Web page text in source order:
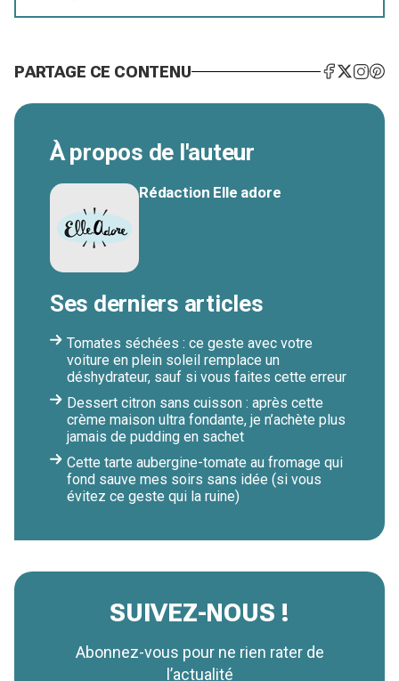
PARTAGE CE CONTENU
À propos de l'auteur
Rédaction Elle adore
Ses derniers articles
Tomates séchées : ce geste avec votre
voiture en plein soleil remplace un
déshydrateur, sauf si vous faites cette erreur
Dessert citron sans cuisson : après cette
crème maison ultra fondante, je n’achète plus
jamais de pudding en sachet
Cette tarte aubergine-tomate au fromage qui
fond sauve mes soirs sans idée (si vous
évitez ce geste qui la ruine)
SUIVEZ-NOUS !
Abonnez-vous pour ne rien rater de
l’actualité